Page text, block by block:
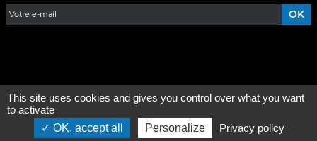
©2026 - Tous droits réservés - Conception :epartenaire
This site uses cookies and gives you control over what you want
to activate
OK, accept all
Personalize Privacy policy